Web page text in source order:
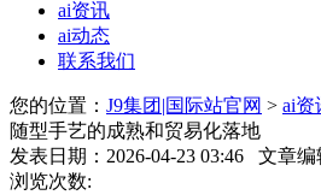
ai资讯
ai动态
联系我们
您的位置： J9集团|国际站官网 > ai资
随型手艺的成熟和贸易化落地
发表日期：2026-04-23 03:46 文章
浏览次数: